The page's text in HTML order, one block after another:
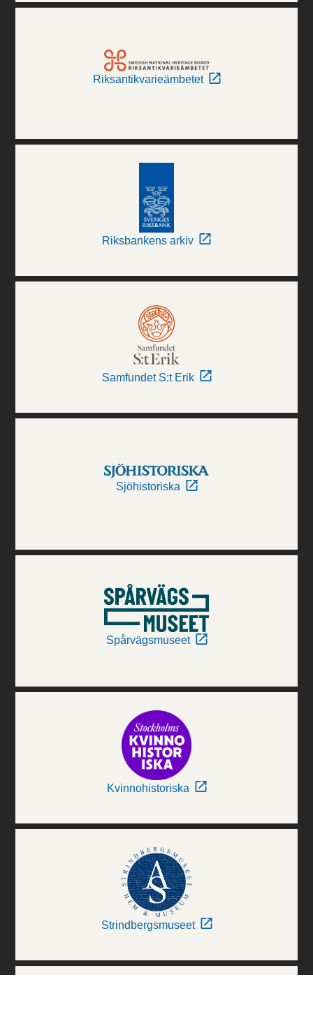
Riksantikvarieämbetet
Riksbankens arkiv
Samfundet S:t Erik
Sjöhistoriska
Spårvägsmuseet
Kvinnohistoriska
Strindbergsmuseet